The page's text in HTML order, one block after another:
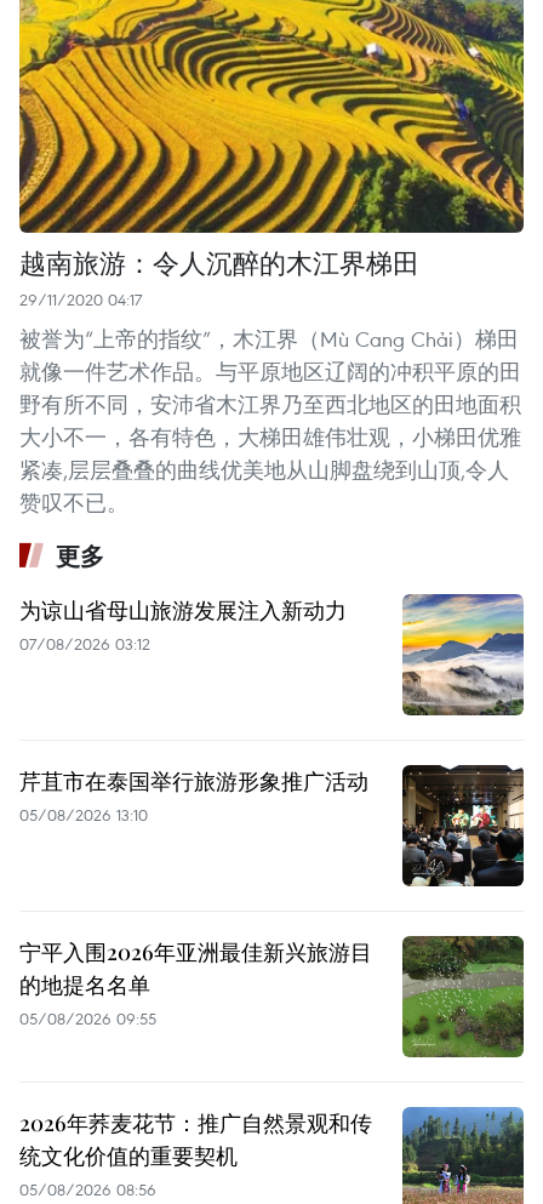
越南旅游：令人沉醉的木江界梯田
29/11/2020 04:17
被誉为“上帝的指纹”，木江界（Mù Cang Chải）梯田
就像一件艺术作品。与平原地区辽阔的冲积平原的田
野有所不同，安沛省木江界乃至西北地区的田地面积
大小不一，各有特色，大梯田雄伟壮观，小梯田优雅
紧凑,层层叠叠的曲线优美地从山脚盘绕到山顶,令人
赞叹不已。
更多
为谅山省母山旅游发展注入新动力
07/08/2026 03:12
芹苴市在泰国举行旅游形象推广活动
05/08/2026 13:10
宁平入围2026年亚洲最佳新兴旅游目
的地提名名单
05/08/2026 09:55
2026年荞麦花节：推广自然景观和传
统文化价值的重要契机
05/08/2026 08:56